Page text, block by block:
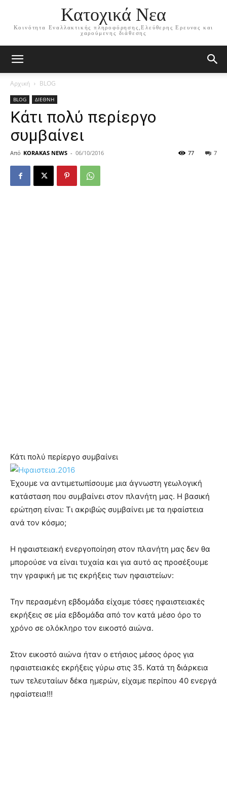
Κατοχικά Νεα
Κοινότητα Εναλλακτικής πληροφόρησης,Ελεύθερης Ερευνας και
χαρούμενης διάθεσης
Αρχική BLOG
BLOG ΔΙΕΘΝΗ
Κάτι πολύ περίεργο
συμβαίνει
Από KORAKAS NEWS - 06/10/2016 7
77
Κάτι πολύ περίεργο συμβαίνει
Έχουμε να αντιμετωπίσουμε μια άγνωστη γεωλογική
κατάσταση που συμβαίνει στον πλανήτη μας. Η βασική
ερώτηση είναι: Τι ακριβώς συμβαίνει με τα ηφαίστεια
ανά τον κόσμο;
Η ηφαιστειακή ενεργοποίηση στον πλανήτη μας δεν θα
μπορούσε να είναι τυχαία και για αυτό ας προσέξουμε
την γραφική με τις εκρήξεις των ηφαιστείων:
Την περασμένη εβδομάδα είχαμε τόσες ηφαιστειακές
εκρήξεις σε μία εβδομάδα από τον κατά μέσο όρο το
χρόνο σε ολόκληρο τον εικοστό αιώνα.
Στον εικοστό αιώνα ήταν ο ετήσιος μέσος όρος για
ηφαιστειακές εκρήξεις γύρω στις 35. Κατά τη διάρκεια
των τελευταίων δέκα ημερών, είχαμε περίπου 40 ενεργά
ηφαίστεια!!!